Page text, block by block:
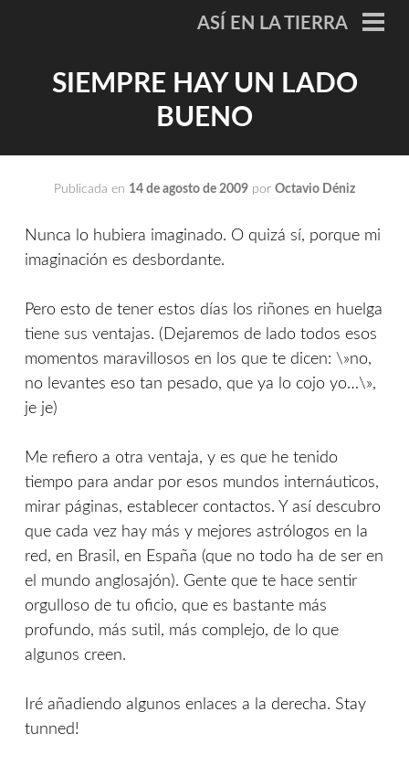
ASÍ EN LA TIERRA
SIEMPRE HAY UN LADO
BUENO
Publicada en 14 de agosto de 2009 por Octavio Déniz
Nunca lo hubiera imaginado. O quizá sí, porque mi
imaginación es desbordante.
Pero esto de tener estos días los riñones en huelga
tiene sus ventajas. (Dejaremos de lado todos esos
momentos maravillosos en los que te dicen: \»no,
no levantes eso tan pesado, que ya lo cojo yo…\»,
je je)
Me refiero a otra ventaja, y es que he tenido
tiempo para andar por esos mundos internáuticos,
mirar páginas, establecer contactos. Y así descubro
que cada vez hay más y mejores astrólogos en la
red, en Brasil, en España (que no todo ha de ser en
el mundo anglosajón). Gente que te hace sentir
orgulloso de tu oficio, que es bastante más
profundo, más sutil, más complejo, de lo que
algunos creen.
Iré añadiendo algunos enlaces a la derecha. Stay
tunned!